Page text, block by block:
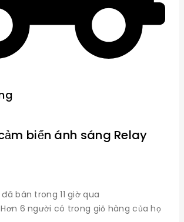
biến ánh sáng Relay
bán trong 11 giờ qua
6 người có trong giỏ hàng của họ